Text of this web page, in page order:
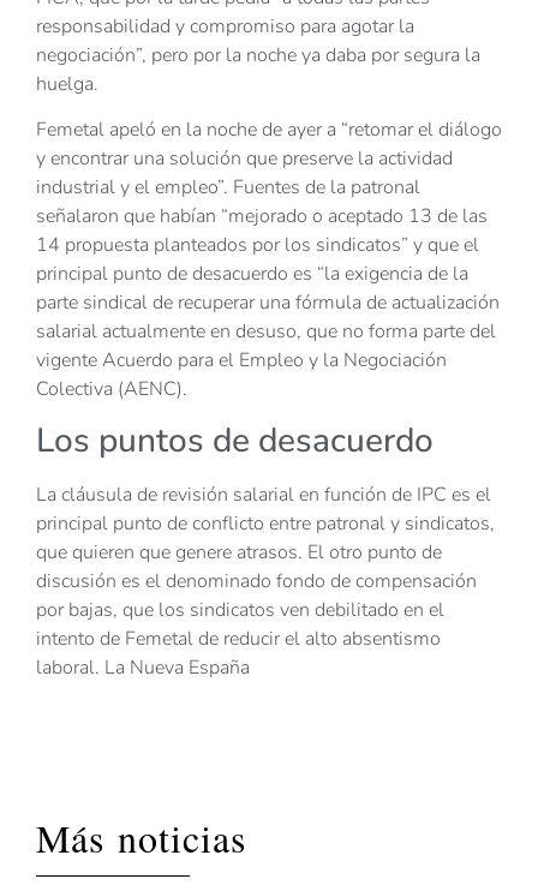
responsabilidad y compromiso para agotar la
negociación”, pero por la noche ya daba por segura la
huelga.
Femetal apeló en la noche de ayer a “retomar el diálogo
y encontrar una solución que preserve la actividad
industrial y el empleo”. Fuentes de la patronal
señalaron que habían “mejorado o aceptado 13 de las
14 propuesta planteados por los sindicatos” y que el
principal punto de desacuerdo es “la exigencia de la
parte sindical de recuperar una fórmula de actualización
salarial actualmente en desuso, que no forma parte del
vigente Acuerdo para el Empleo y la Negociación
Colectiva (AENC).
Los puntos de desacuerdo
La cláusula de revisión salarial en función de IPC es el
principal punto de conflicto entre patronal y sindicatos,
que quieren que genere atrasos. El otro punto de
discusión es el denominado fondo de compensación
por bajas, que los sindicatos ven debilitado en el
intento de Femetal de reducir el alto absentismo
laboral. La Nueva España
Más noticias